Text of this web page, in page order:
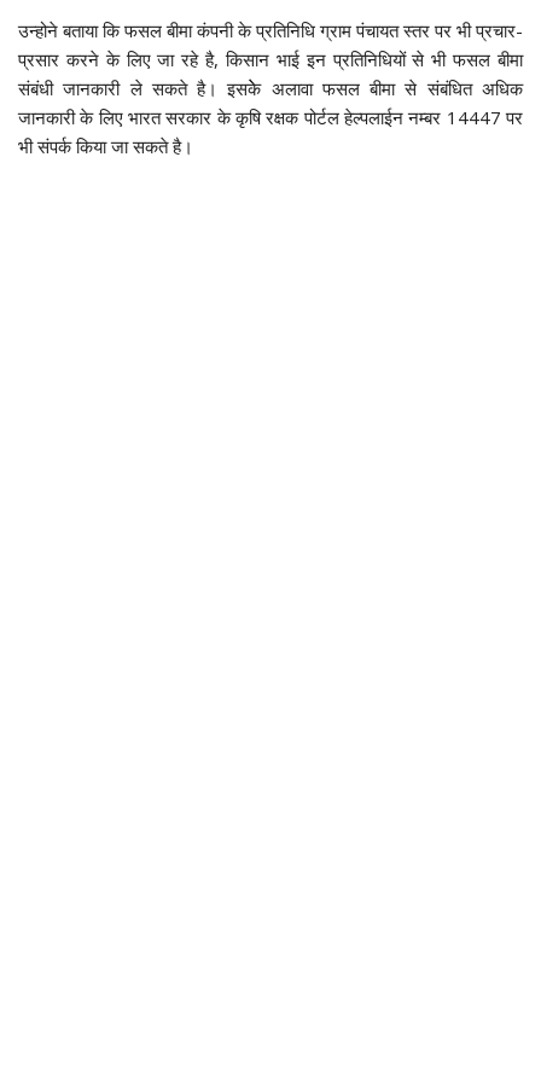
उन्होने बताया कि फसल बीमा कंपनी के प्रतिनिधि ग्राम पंचायत स्तर पर भी प्रचार-
प्रसार करने के लिए जा रहे है, किसान भाई इन प्रतिनिधियों से भी फसल बीमा
संबंधी जानकारी ले सकते है। इसकेे अलावा फसल बीमा से संबंधित अधिक
जानकारी के लिए भारत सरकार के कृषि रक्षक पोर्टल हेल्पलाईन नम्बर 14447 पर
भी संपर्क किया जा सकते है।